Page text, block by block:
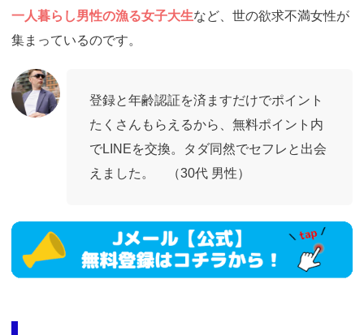
一人暮らし男性の漁る女子大生など、世の欲求不満女性が
集まっているのです。
登録と年齢認証を済ますだけでポイント
たくさんもらえるから、無料ポイント内
でLINEを交換。タダ同然でセフレと出会
えました。 （30代 男性）
https://ac.m-
ads.jp/t6d63J515a0bact6/cl/?
bId=i36a5q96&msid=13921